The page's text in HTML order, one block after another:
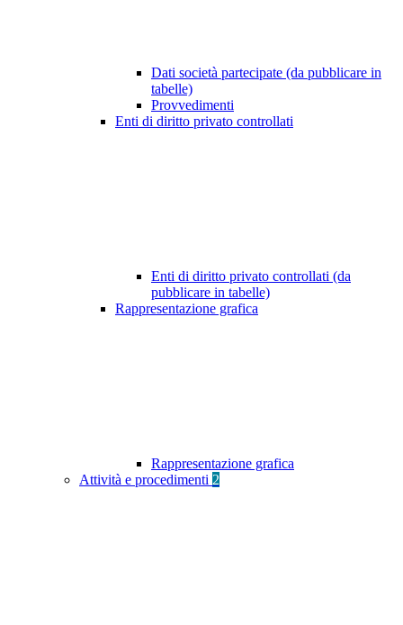
Dati società partecipate (da pubblicare in
tabelle)
Provvedimenti
Enti di diritto privato controllati
Enti di diritto privato controllati (da
pubblicare in tabelle)
Rappresentazione grafica
Rappresentazione grafica
Attività e procedimenti 2